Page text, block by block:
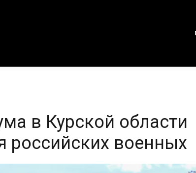
в Курской области
российских военных